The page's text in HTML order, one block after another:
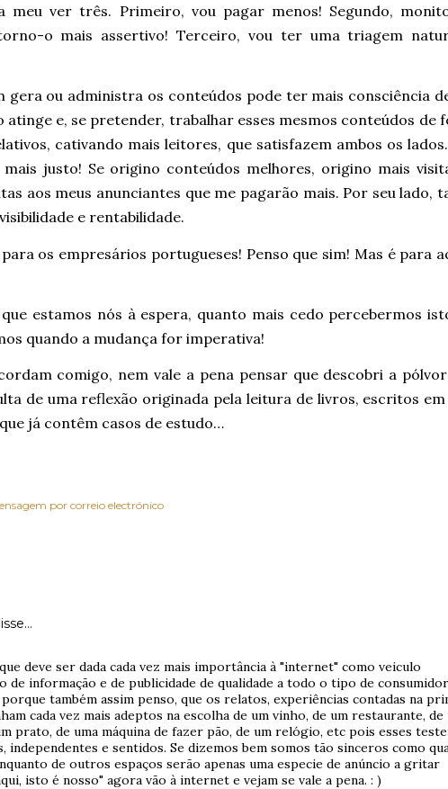
meu ver três. Primeiro, vou pagar menos! Segundo,
o mais assertivo! Terceiro, vou ter uma triagem
gera ou administra os conteúdos pode ter mais consciência
atinge e, se pretender, trabalhar esses mesmos conteúdos de
cativando mais leitores, que satisfazem ambos os
justo! Se origino conteúdos melhores, origino mais
aos meus anunciantes que me pagarão mais. Por seu lado,
e rentabilidade.
os empresários portugueses! Penso que sim! Mas é para
estamos nós à espera, quanto mais cedo percebermos
quando a mudança for imperativa!
comigo, nem vale a pena pensar que descobri a
de uma reflexão originada pela leitura de livros, escritos em
já contêm casos de estudo…
por correio electrónico
deve ser dada cada vez mais importância à "internet" como veiculo
de informação e de publicidade de qualidade a todo o tipo de
também assim penso, que os relatos, experiências contadas na
cada vez mais adeptos na escolha de um vinho, de um restaurante, de
prato, de uma máquina de fazer pão, de um relógio, etc pois esses
independentes e sentidos. Se dizemos bem somos tão sinceros como
de outros espaços serão apenas uma especie de anúncio a gritar
isto é nosso" agora vão à internet e vejam se vale a pena. : )